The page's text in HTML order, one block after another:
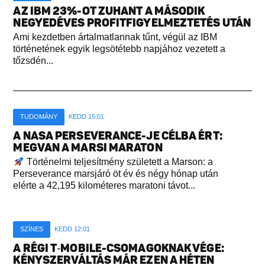
AZ IBM 23%-OT ZUHANT A MÁSODIK
NEGYEDÉVES PROFITFIGYELMEZTETÉS UTÁN
Ami kezdetben ártalmatlannak tűnt, végül az IBM
történetének egyik legsötétebb napjához vezetett a
tőzsdén...
TUDOMÁNY KEDD 15:01
A NASA PERSEVERANCE-JE CÉLBA ÉRT:
MEGVAN A MARSI MARATON
Történelmi teljesítmény született a Marson: a
Perseverance marsjáró öt év és négy hónap után
elérte a 42,195 kilométeres maratoni távot...
SZÍNES KEDD 12:01
A RÉGI T‑MOBILE-CSOMAGOKNAK VÉGE:
KÉNYSZERVÁLTÁS MÁR EZEN A HÉTEN